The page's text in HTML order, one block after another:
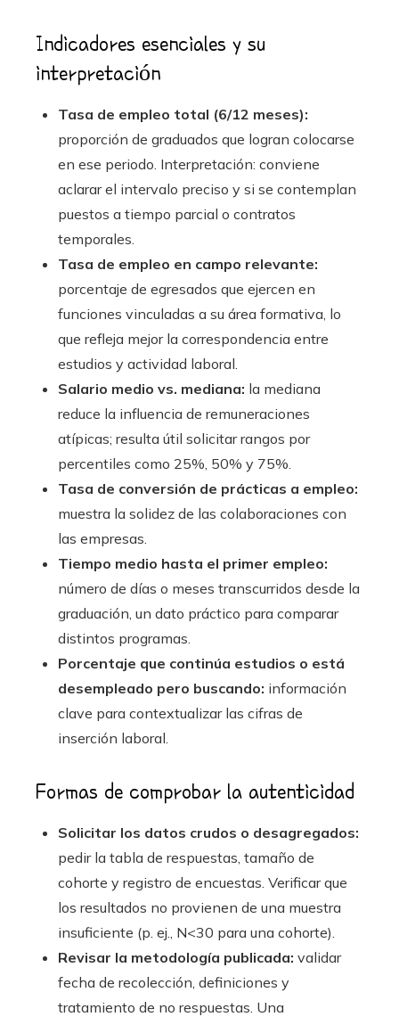
Indicadores esenciales y su
interpretación
Tasa de empleo total (6/12 meses):
proporción de graduados que logran colocarse
en ese periodo. Interpretación: conviene
aclarar el intervalo preciso y si se contemplan
puestos a tiempo parcial o contratos
temporales.
Tasa de empleo en campo relevante:
porcentaje de egresados que ejercen en
funciones vinculadas a su área formativa, lo
que refleja mejor la correspondencia entre
estudios y actividad laboral.
Salario medio vs. mediana: la mediana
reduce la influencia de remuneraciones
atípicas; resulta útil solicitar rangos por
percentiles como 25%, 50% y 75%.
Tasa de conversión de prácticas a empleo:
muestra la solidez de las colaboraciones con
las empresas.
Tiempo medio hasta el primer empleo:
número de días o meses transcurridos desde la
graduación, un dato práctico para comparar
distintos programas.
Porcentaje que continúa estudios o está
desempleado pero buscando: información
clave para contextualizar las cifras de
inserción laboral.
Formas de comprobar la autenticidad
Solicitar los datos crudos o desagregados:
pedir la tabla de respuestas, tamaño de
cohorte y registro de encuestas. Verificar que
los resultados no provienen de una muestra
insuficiente (p. ej., N<30 para una cohorte).
Revisar la metodología publicada: validar
fecha de recolección, definiciones y
tratamiento de no respuestas. Una